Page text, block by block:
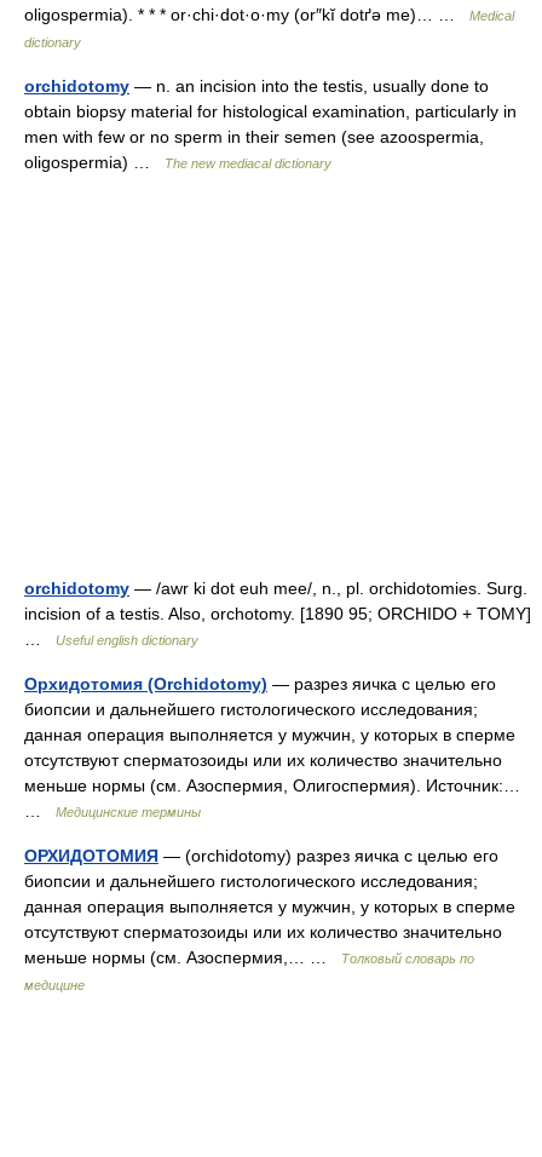
oligospermia). * * * or·chi·dot·o·my (or″kĭ dotґə me)… …
Medical
dictionary
orchidotomy — n. an incision into the testis, usually done to
obtain biopsy material for histological examination, particularly in
men with few or no sperm in their semen (see azoospermia,
oligospermia) …
The new mediacal dictionary
orchidotomy — /awr ki dot euh mee/, n., pl. orchidotomies. Surg.
incision of a testis. Also, orchotomy. [1890 95; ORCHIDO + TOMY]
Useful english dictionary
Орхидотомия (Orchidotomy) — разрез яичка с целью его
биопсии и дальнейшего гистологического исследования;
данная операция выполняется у мужчин, у которых в сперме
отсутствуют сперматозоиды или их количество значительно
меньше нормы (см. Азоспермия, Олигоспермия). Источник:…
Медицинские термины
ОРХИДОТОМИЯ — (orchidotomy) разрез яичка с целью его
биопсии и дальнейшего гистологического исследования;
данная операция выполняется у мужчин, у которых в сперме
отсутствуют сперматозоиды или их количество значительно
меньше нормы (см. Азоспермия,… …
Толковый словарь по
медицине